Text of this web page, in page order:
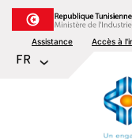
Aller
au
contenu
principal
Top
menu
Assistance Accès à
FR
Lister les